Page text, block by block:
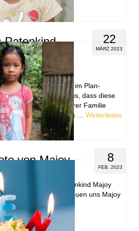
22
MÄRZ 2023
Patenkind
haben die Gemeinde im Plan-
Dies bedeutet für uns, dass diese
endet. Majoy und ihrer Familie
weiteren Lebensweg … Weiterlesen
8
FEB. 2023
von Majoy
von unserem Patenkind Majoy
geworden? Wir freuen uns Majoy
zu begleiten.